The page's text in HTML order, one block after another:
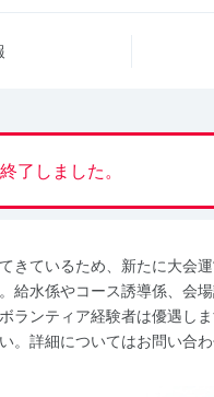
了しました。
きているため、新たに大会
給水係やコース誘導係、会
ランティア経験者は優遇し
。詳細についてはお問い合わ